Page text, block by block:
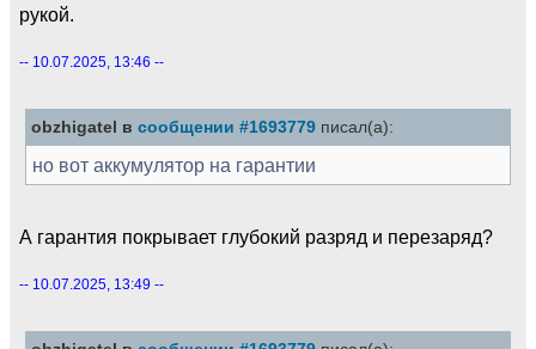
рукой.
-- 10.07.2025, 13:46 --
obzhigatel в сообщении #1693779 писал(а):
но вот аккумулятор на гарантии
А гарантия покрывает глубокий разряд и перезаряд?
-- 10.07.2025, 13:49 --